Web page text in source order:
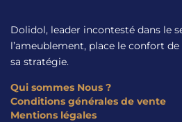
Dolidol, leader incontesté dans le
l’ameublement, place le confort
sa stratégie.
Qui sommes Nous ?
Conditions générales de vente
Mentions légales